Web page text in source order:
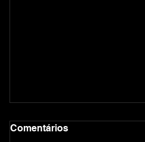
Comentários